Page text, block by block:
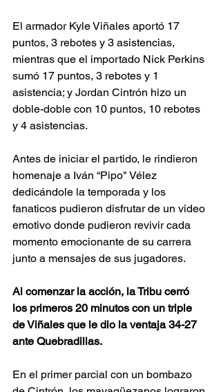
El armador Kyle Viñales aportó 17
puntos, 3 rebotes y 3 asistencias,
mientras que el importado Nick Perkins
sumó 17 puntos, 3 rebotes y 1
asistencia; y Jordan Cintrón hizo un
doble-doble con 10 puntos, 10 rebotes
y 4 asistencias.
Antes de iniciar el partido, le rindieron
homenaje a Iván “Pipo" Vélez
dedicándole la temporada y los
fanaticos pudieron disfrutar de un video
emotivo donde pudieron revivir cada
momento emocionante de su carrera
junto a mensajes de sus jugadores.
Al comenzar la acción, la Tribu cerró
los primeros 20 minutos con un triple
de Viñales que le dio la ventaja 34-27
ante Quebradillas.
En el primer parcial con un bombazo